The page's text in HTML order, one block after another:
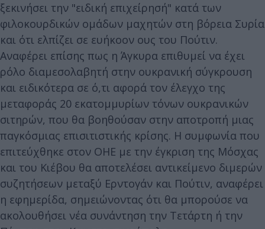
ξεκινήσει την "ειδική επιχείρησή" κατά των
φιλοκουρδικών ομάδων μαχητών στη βόρεια Συρία
και ότι ελπίζει σε ευήκοον ους του Πούτιν.
Αναφέρει επίσης πως η Άγκυρα επιθυμεί να έχει
ρόλο διαμεσολαβητή στην ουκρανική σύγκρουση
και ειδικότερα σε ό,τι αφορά τον έλεγχο της
μεταφοράς 20 εκατομμυρίων τόνων ουκρανικών
σιτηρών, που θα βοηθούσαν στην αποτροπή μιας
παγκόσμιας επισιτιστικής κρίσης. Η συμφωνία που
επιτεύχθηκε στον ΟΗΕ με την έγκριση της Μόσχας
και του Κιέβου θα αποτελέσει αντικείμενο διμερών
συζητήσεων μεταξύ Ερντογάν και Πούτιν, αναφέρει
η εφημερίδα, σημειώνοντας ότι θα μπορούσε να
ακολουθήσει νέα συνάντηση την Τετάρτη ή την